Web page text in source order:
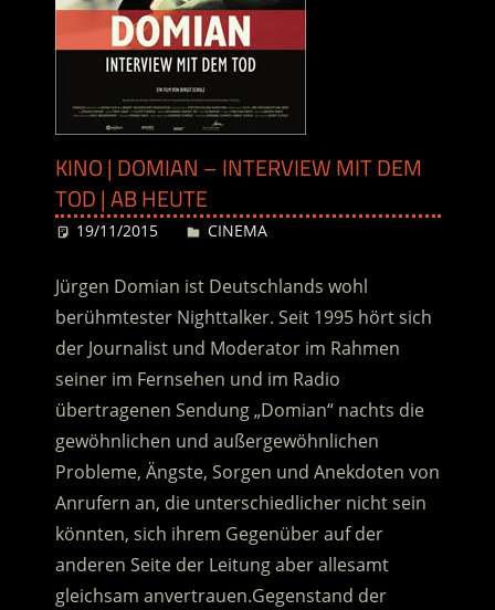
KINO | DOMIAN – INTERVIEW MIT DEM
TOD | AB HEUTE
19/11/2015 Desiree
CINEMA
Jürgen Domian ist Deutschlands wohl
berühmtester Nighttalker. Seit 1995 hört sich
der Journalist und Moderator im Rahmen
seiner im Fernsehen und im Radio
übertragenen Sendung „Domian“ nachts die
gewöhnlichen und außergewöhnlichen
Probleme, Ängste, Sorgen und Anekdoten von
Anrufern an, die unterschiedlicher nicht sein
könnten, sich ihrem Gegenüber auf der
anderen Seite der Leitung aber allesamt
gleichsam anvertrauen.Gegenstand der